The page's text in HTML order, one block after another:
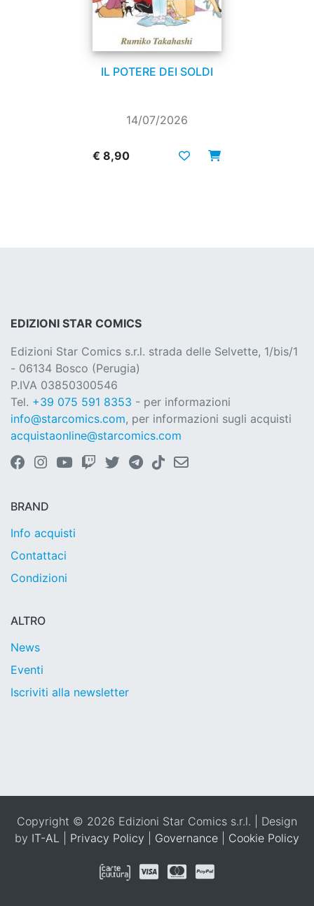
IL POTERE DEI SOLDI
14/07/2026
€ 8,90
EDIZIONI STAR COMICS
Edizioni Star Comics s.r.l. strada delle Selvette, 1/bis/1
- 06134 Bosco (Perugia)
P.IVA 03850300546
Tel. +39 075 591 8353 - per informazioni
info@starcomics.com, per informazioni sugli acquisti
acquistaonline@starcomics.com
BRAND
Info acquisti
Contattaci
Condizioni
ALTRO
News
Eventi
Iscriviti alla newsletter
Copyright © 2026 Edizioni Star Comics s.r.l. | Design
by IT-AL Privacy Policy Governance Cookie Policy